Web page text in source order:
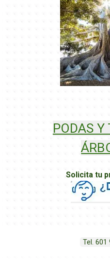
PODAS Y
Solicita tu
Tel. 601